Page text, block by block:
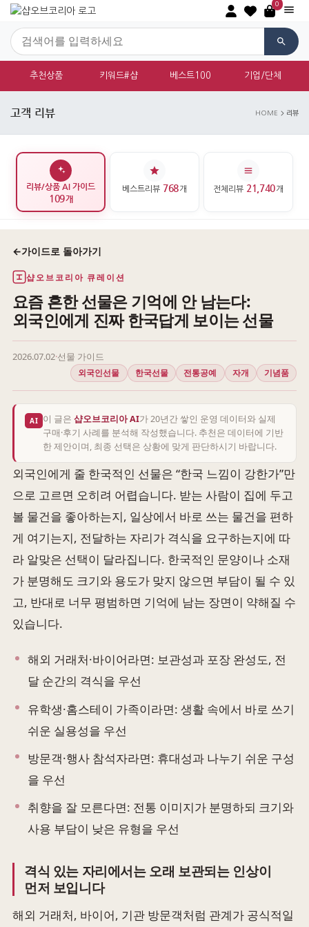
0
추천상품 키워드#샵 베스트100 기업/단체
고객 리뷰 HOME 리뷰
리뷰/상품 AI 가이드
109개
베스트리뷰 768개 전체리뷰 21,740개
←가이드로 돌아가기
샵오브코리아 큐레이션
요즘 흔한 선물은 기억에 안 남는다:
외국인에게 진짜 한국답게 보이는 선물
2026.07.02·선물 가이드
외국인선물 한국선물 전통공예 자개 기념품
AI 이 글은샵오브코리아 AI가 20년간 쌓인 운영 데이터와 실제
구매·후기 사례를 분석해 작성했습니다. 추천은 데이터에 기반
한 제안이며, 최종 선택은 상황에 맞게 판단하시기 바랍니다.
외국인에게 줄 한국적인 선물은 “한국 느낌이 강한가”만
으로 고르면 오히려 어렵습니다. 받는 사람이 집에 두고
볼 물건을 좋아하는지, 일상에서 바로 쓰는 물건을 편하
게 여기는지, 전달하는 자리가 격식을 요구하는지에 따
라 알맞은 선택이 달라집니다. 한국적인 문양이나 소재
가 분명해도 크기와 용도가 맞지 않으면 부담이 될 수 있
고, 반대로 너무 평범하면 기억에 남는 장면이 약해질 수
있습니다.
해외 거래처·바이어라면: 보관성과 포장 완성도, 전
달 순간의 격식을 우선
유학생·홈스테이 가족이라면: 생활 속에서 바로 쓰기
쉬운 실용성을 우선
방문객·행사 참석자라면: 휴대성과 나누기 쉬운 구성
을 우선
취향을 잘 모른다면: 전통 이미지가 분명하되 크기와
사용 부담이 낮은 유형을 우선
격식 있는 자리에서는 오래 보관되는 인상이
먼저 보입니다
해외 거래처, 바이어, 기관 방문객처럼 관계가 공식적일